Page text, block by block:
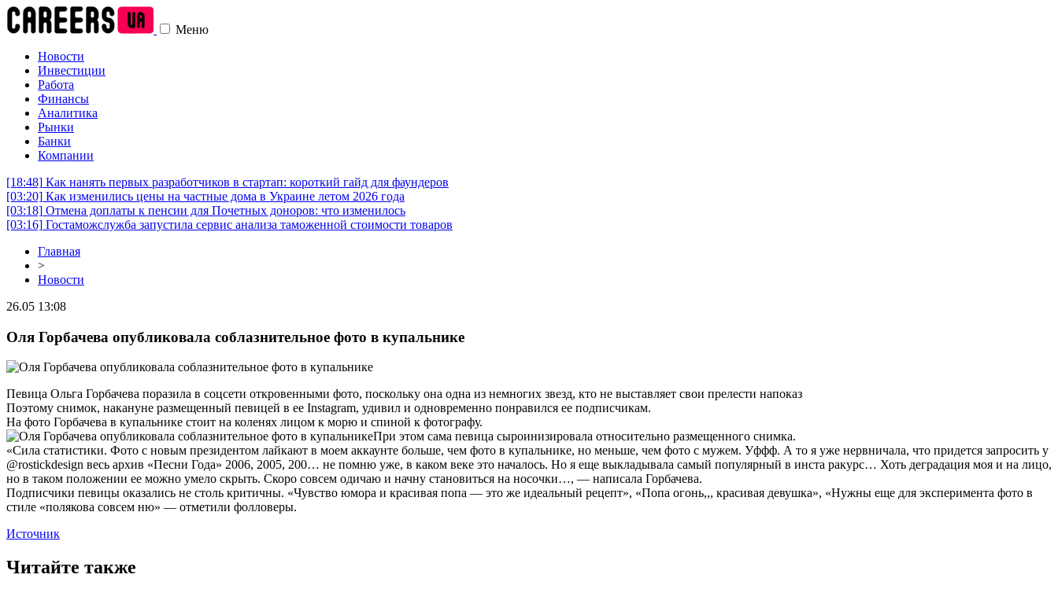
Меню
Новости
Инвестиции
Работа
Финансы
Аналитика
Рынки
Банки
Компании
[18:48] Как нанять первых разработчиков в стартап: короткий гайд для фаундеров
[03:20] Как изменились цены на частные дома в Украине летом 2026 года
[03:18] Отмена доплаты к пенсии для Почетных доноров: что изменилось
[03:16] Гостаможслужба запустила сервис анализа таможенной стоимости товаров
Главная
>
Новости
26.05 13:08
Оля Горбачева опубликовала соблазнительное фото в купальнике
Певица Ольга Горбачева поразила в соцсети откровенными фото, поскольку она одна из немногих звезд, кто не выставляет свои прелести напоказ
Поэтому снимок, накануне размещенный певицей в ее Instagram, удивил и одновременно понравился ее подписчикам.
На фото Горбачева в купальнике стоит на коленях лицом к морю и спиной к фотографу.
При этом сама певица сыроинизировала относительно размещенного снимка.
«Сила статистики. Фото с новым президентом лайкают в моем аккаунте больше, чем фото в купальнике, но меньше, чем фото с мужем. Уффф. А то я уже нервничала, что придется запросить у
@rostickdesign весь архив «Песни Года» 2006, 2005, 200… не помню уже, в каком веке это началось. Но я еще выкладывала самый популярный в инста ракурс… Хоть деградация моя и на лицо,
но в таком положении ее можно умело скрыть. Скоро совсем одичаю и начну становиться на носочки…, — написала Горбачева.
Подписчики певицы оказались не столь критичны. «Чувство юмора и красивая попа — это же идеальный рецепт», «Попа огонь,,, красивая девушка», «Нужны еще для эксперимента фото в
стиле «полякова совсем ню» — отметили фолловеры.
Источник
Читайте также